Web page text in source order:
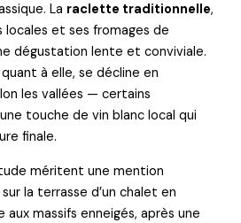
La raclette traditionnelle,
locales et ses fromages de
dégustation lente et conviviale.
à elle, se décline en
les vallées — certains
touche de vin blanc local qui
finale.
méritent une mention
la terrasse d’un chalet en
massifs enneigés, après une